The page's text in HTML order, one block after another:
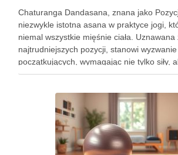
Chaturanga Dandasana, znana jako
niezwykle istotna asana w praktyce jogi,
niemal wszystkie mięśnie ciała.
najtrudniejszych pozycji, stanowi wyzwanie
początkujących, wymagając nie tylko siły,
precyzyjnego ustawienia ciała. Właściwe